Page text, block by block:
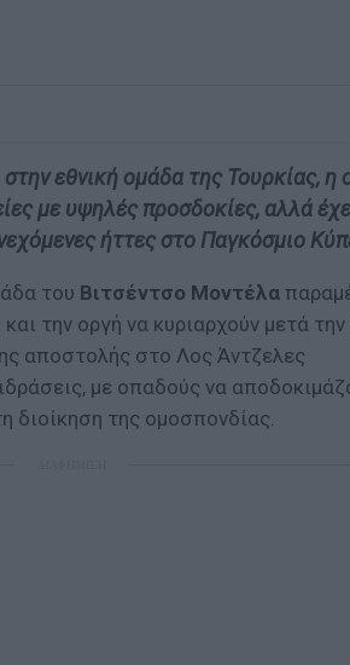
εθνική ομάδα της Τουρκίας, η
με υψηλές προσδοκίες, αλλά
ήττες στο Παγκόσμιο
του Βιτσέντσο Μοντέλα
την οργή να κυριαρχούν μετά
αποστολής στο Λος Άντζελες
με οπαδούς να
διοίκηση της ομοσπονδίας.